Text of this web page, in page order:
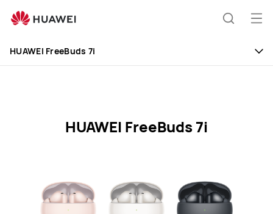
FreeBuds
Specification
Åbn
HUAWEI FreeBuds 7i
HUAWEI FreeBuds 7i